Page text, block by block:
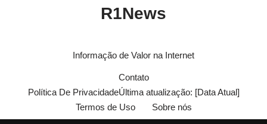
R1News
Informação de Valor na Internet
Contato
Política De PrivacidadeÚltima atualização: [Data Atual]
Termos de Uso
Sobre nós